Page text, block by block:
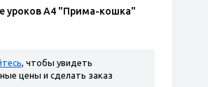
уроков А4 "Прима-кошка"
, чтобы увидеть
цены и сделать заказ